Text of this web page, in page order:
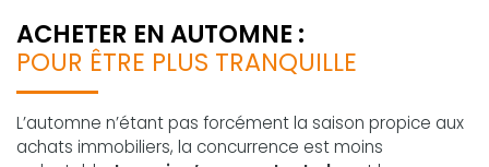
ACHETER EN AUTOMNE :
POUR ÊTRE PLUS TRANQUILLE
L’automne n’étant pas forcément la saison propice aux
achats immobiliers, la concurrence est moins